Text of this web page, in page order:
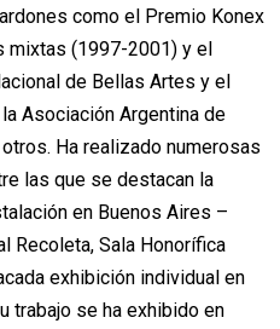
como el Premio Konex
mixtas (1997-2001) y el
de Bellas Artes y el
Asociación Argentina de
Ha realizado numerosas
las que se destacan la
en Buenos Aires –
Recoleta, Sala Honorífica
exhibición individual en
trabajo se ha exhibido en